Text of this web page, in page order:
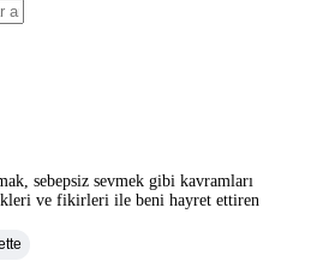
sebepsiz sevmek gibi kavramları
ve fikirleri ile beni hayret ettiren